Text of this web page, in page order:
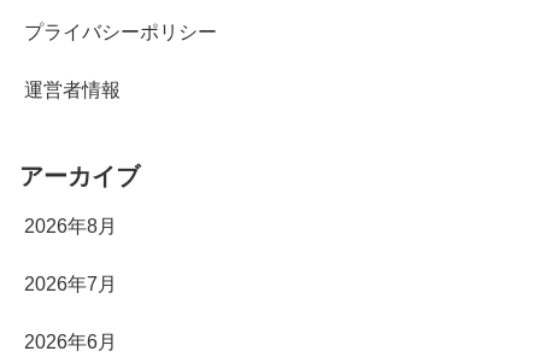
プライバシーポリシー
運営者情報
アーカイブ
2026年8月
2026年7月
2026年6月